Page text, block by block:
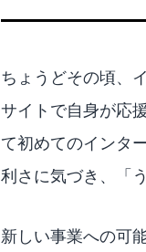
ちょうどその頃、
サイトで自身が応
て初めてのインタ
利さに気づき、「
新しい事業への可